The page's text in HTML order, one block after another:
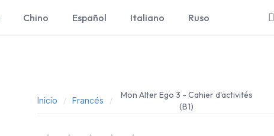
Chino Español Italiano Ruso
Inicio Francés
Mon Alter Ego 3 - Cahier d'activités
(B1)